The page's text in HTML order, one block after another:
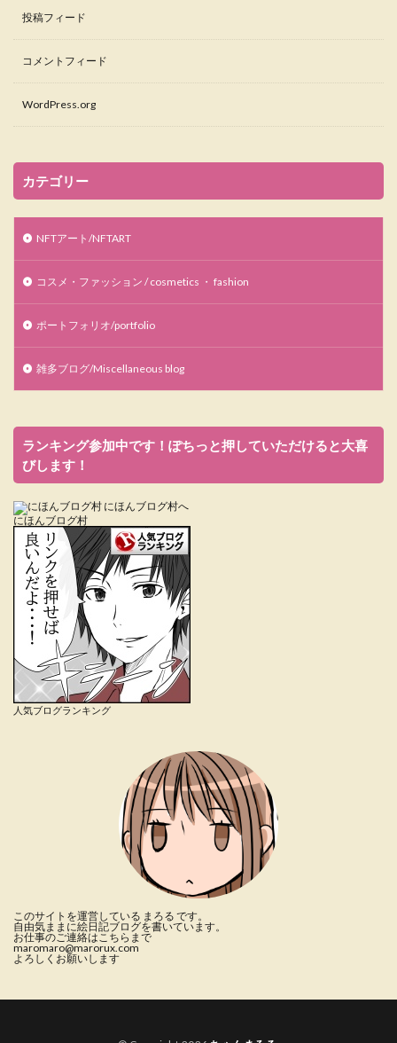
投稿フィード
コメントフィード
WordPress.org
カテゴリー
NFTアート/NFTART
コスメ・ファッション / cosmetics ・ fashion
ポートフォリオ/portfolio
雑多ブログ/Miscellaneous blog
ランキング参加中です！ぽちっと押していただけると大喜
びします！
にほんブログ村
人気ブログランキング
このサイトを運営している まろる です。
自由気ままに絵日記ブログを書いています。
お仕事のご連絡はこちらまで
maromaro@marorux.com
よろしくお願いします